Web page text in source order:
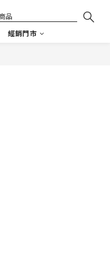
經銷門市